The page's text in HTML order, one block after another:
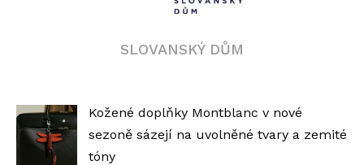
SLOVANSKÝ DŮM
Kožené doplňky Montblanc v nové
sezoně sázejí na uvolněné tvary a zemité
tóny